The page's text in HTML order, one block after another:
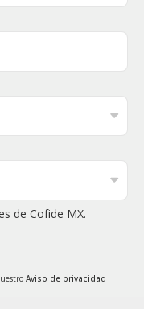
de Cofide MX.
Aviso de privacidad